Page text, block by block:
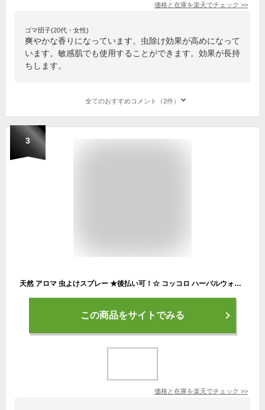
価格と在庫を楽天でチェック >>
ゴマ団子(20代・女性)
爽やかな香りになっています。虫除け効果が高めになって
います。敏感肌でも使用することができます。効果が長持
ちします。
全てのおすすめコメント（2件）
3
天然 アロマ 虫よけスプレー ★後払い可！☆ コッコロ ハーバルウォーター 50ml 送料無料 アロマ100% 虫対策スプレー オーガニック ベビー 子供 赤ちゃん 子ども キッズ ペット ディートフリー ハーブ 天然 ディート無添加 60s
この商品をサイトでみる
価格と在庫を楽天でチェック >>